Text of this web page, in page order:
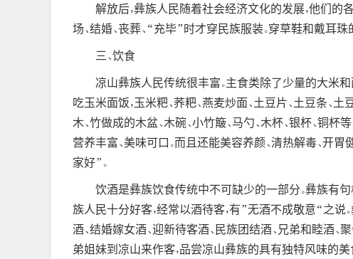
解放后，彝族人民随着社会经济文化的发展，他们的
场、结婚、丧葬、“充毕”时才穿民族服装。穿草鞋和戴耳
三、饮食
凉山彝族人民传统很丰富。主食类除了少量的大米和
吃玉米面饭，玉米粑、荞粑、燕麦炒面、土豆片、土豆条、
木、竹做成的木盆、木碗、小竹簸、马勺、木杯、银杯、
营养丰富、美味可口。而且还能美容养颜、清热解毒、开
家好”。
饮酒是彝族饮食传统中不可缺少的一部分。彝族有句
族人民十分好客，经常以酒待客，有”无酒不成敬意“之说
酒、结婚嫁女酒、迎新待客酒、民族团结酒、兄弟和睦酒
弟姐妹到凉山来作客，品尝凉山彝族的具有独特风味的美